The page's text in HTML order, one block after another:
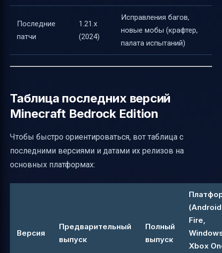
Последние
патчи
1.21.x
(2024)
Исправления багов,
новые мобы (крафтер,
палата испытаний)
Таблица последних версий
Minecraft Bedrock Edition
Чтобы быстро ориентироваться, вот таблица с
последними версиями и датами их релизов на
основных платформах:
Версия
Предварительный
выпуск
Полный
выпуск
Fire,
Xbox